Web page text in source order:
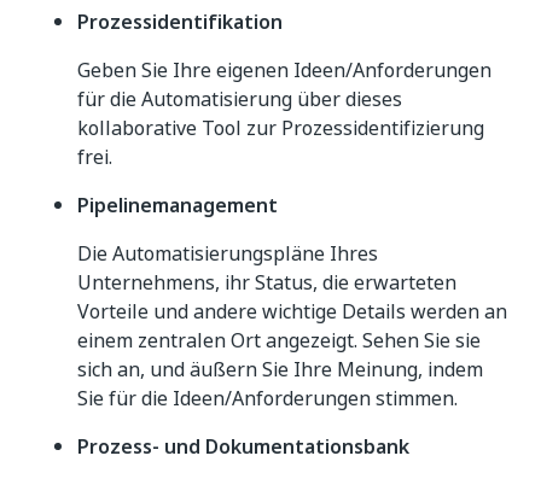
Prozessidentifikation
Geben Sie Ihre eigenen Ideen/Anforderungen
für die Automatisierung über dieses
kollaborative Tool zur Prozessidentifizierung
frei.
Pipelinemanagement
Die Automatisierungspläne Ihres
Unternehmens, ihr Status, die erwarteten
Vorteile und andere wichtige Details werden an
einem zentralen Ort angezeigt. Sehen Sie sie
sich an, und äußern Sie Ihre Meinung, indem
Sie für die Ideen/Anforderungen stimmen.
Prozess- und Dokumentationsbank